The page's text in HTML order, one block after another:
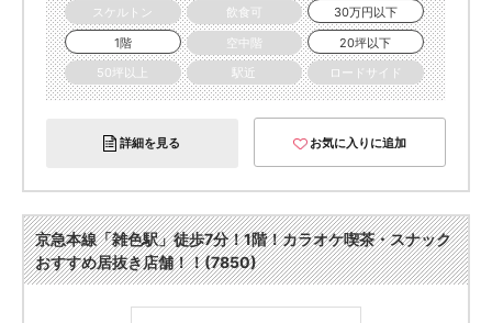
スケルトン
飲食可
30万円以下
1階
空中階
20坪以下
50坪以上
駅近 ロードサイド
詳細を見る お気に入りに追加
京急本線「雑色駅」徒歩7分！1階！カラオケ喫茶・スナック
おすすめ居抜き店舗！！(7850)